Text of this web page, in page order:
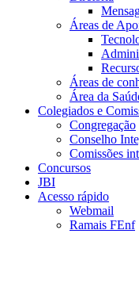
Áreas de
Áreas de
Área da
Colegiados e
Congregação
Conselho
Comissões
Concursos
JBI
Acesso rápido
Webmail
Ramais FEnf